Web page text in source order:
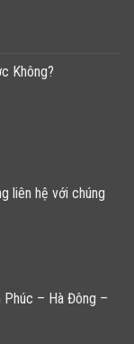
Không?
liên hệ với chúng
Phúc – Hà Đông –